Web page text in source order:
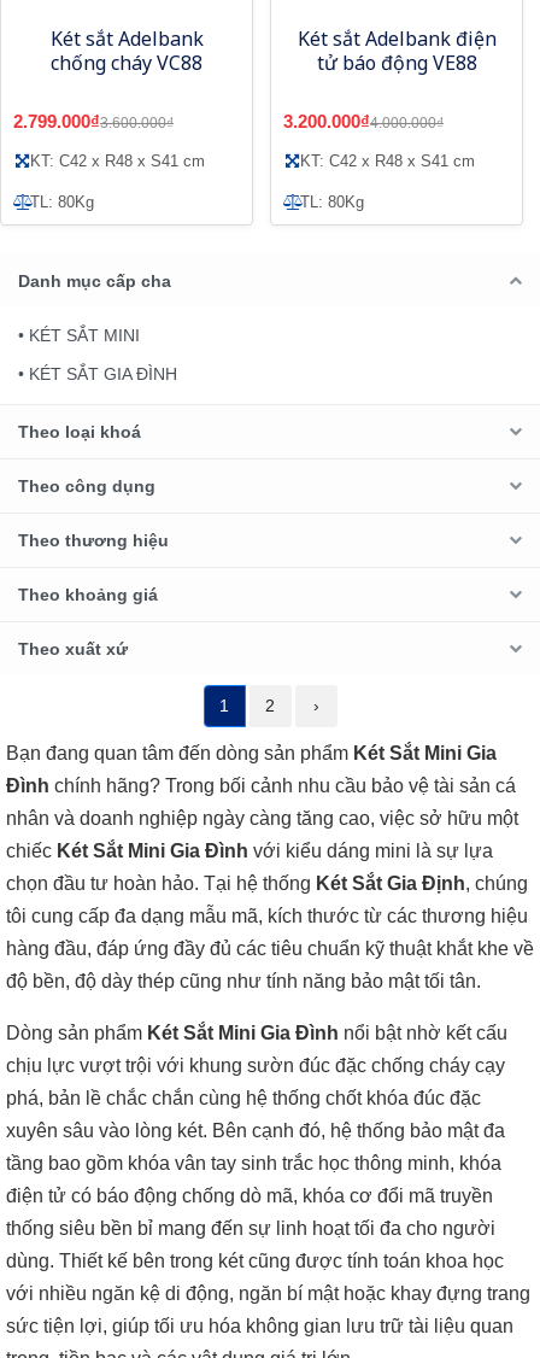
Két sắt Adelbank
chống cháy VC88
2.799.000₫3.600.000₫
KT: C42 x R48 x S41 cm
TL: 80Kg
Két sắt Adelbank điện
tử báo động VE88
3.200.000₫4.000.000₫
KT: C42 x R48 x S41 cm
TL: 80Kg
Danh mục cấp cha
• KÉT SẮT MINI
• KÉT SẮT GIA ĐÌNH
Theo loại khoá
Theo công dụng
Theo thương hiệu
Theo khoảng giá
Theo xuất xứ
1 2 ›
Bạn đang quan tâm đến dòng sản phẩm Két Sắt Mini Gia
Đình chính hãng? Trong bối cảnh nhu cầu bảo vệ tài sản cá
nhân và doanh nghiệp ngày càng tăng cao, việc sở hữu một
chiếc Két Sắt Mini Gia Đình với kiểu dáng mini là sự lựa
chọn đầu tư hoàn hảo. Tại hệ thống Két Sắt Gia Định, chúng
tôi cung cấp đa dạng mẫu mã, kích thước từ các thương hiệu
hàng đầu, đáp ứng đầy đủ các tiêu chuẩn kỹ thuật khắt khe về
độ bền, độ dày thép cũng như tính năng bảo mật tối tân.
Dòng sản phẩm Két Sắt Mini Gia Đình nổi bật nhờ kết cấu
chịu lực vượt trội với khung sườn đúc đặc chống cháy cạy
phá, bản lề chắc chắn cùng hệ thống chốt khóa đúc đặc
xuyên sâu vào lòng két. Bên cạnh đó, hệ thống bảo mật đa
tầng bao gồm khóa vân tay sinh trắc học thông minh, khóa
điện tử có báo động chống dò mã, khóa cơ đổi mã truyền
thống siêu bền bỉ mang đến sự linh hoạt tối đa cho người
dùng. Thiết kế bên trong két cũng được tính toán khoa học
với nhiều ngăn kệ di động, ngăn bí mật hoặc khay đựng trang
sức tiện lợi, giúp tối ưu hóa không gian lưu trữ tài liệu quan